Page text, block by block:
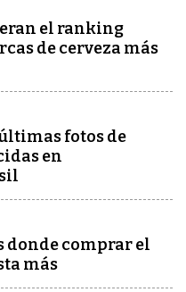
el ranking
de cerveza más
fotos de
en
donde comprar el
más